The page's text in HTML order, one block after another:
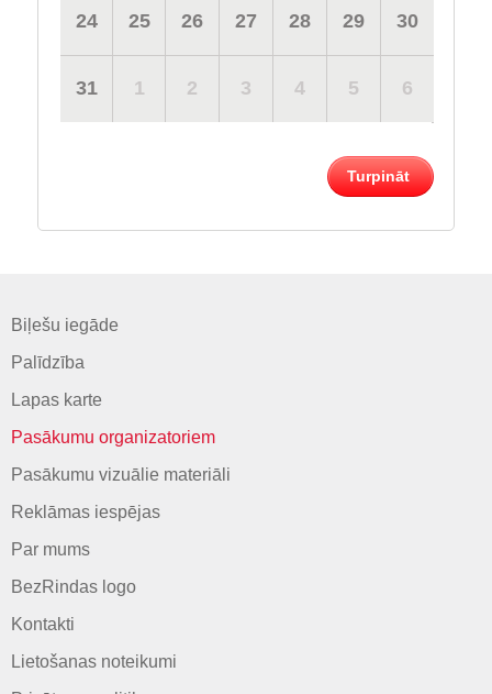
24 25 26 27 28 29 30
31 1 2 3 4 5 6
Turpināt
Biļešu iegāde
Palīdzība
Lapas karte
Pasākumu organizatoriem
Pasākumu vizuālie materiāli
Reklāmas iespējas
Par mums
BezRindas logo
Kontakti
Lietošanas noteikumi